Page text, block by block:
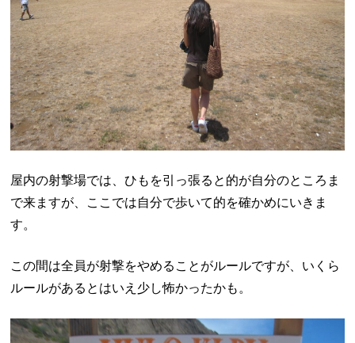
屋内の射撃場では、ひもを引っ張ると的が自分のところま
で来ますが、ここでは自分で歩いて的を確かめにいきま
す。
この間は全員が射撃をやめることがルールですが、いくら
ルールがあるとはいえ少し怖かったかも。